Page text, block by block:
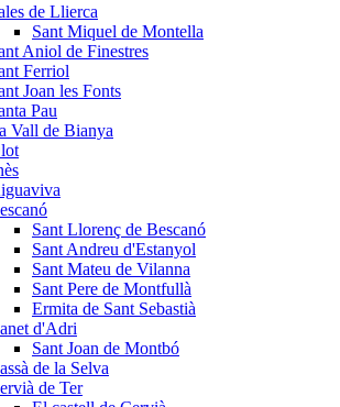
de Llierca
Sant Miquel de Montella
Aniol de Finestres
Ferriol
Joan les Fonts
Pau
Vall de Bianya
Sant Llorenç de Bescanó
Sant Andreu d'Estanyol
Sant Mateu de Vilanna
Sant Pere de Montfullà
Ermita de Sant Sebastià
d'Adri
Sant Joan de Montbó
de la Selva
de Ter